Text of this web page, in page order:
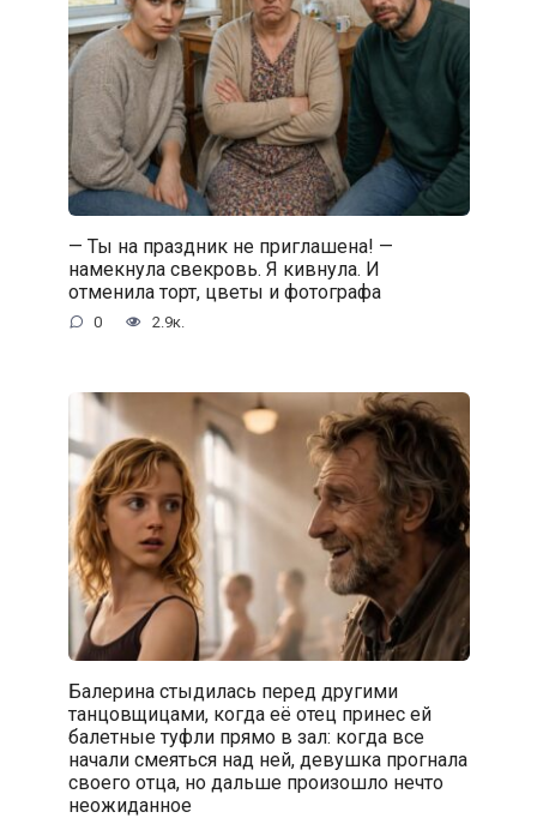
— Ты на праздник не приглашена! —
намекнула свекровь. Я кивнула. И
отменила торт, цветы и фотографа
0 2.9к.
Балерина стыдилась перед другими
танцовщицами, когда её отец принес ей
балетные туфли прямо в зал: когда все
начали смеяться над ней, девушка прогнала
своего отца, но дальше произошло нечто
неожиданное